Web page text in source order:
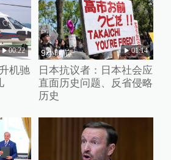
00:22
机驰
9小时前 01:14
日本抗议者：日本社会应
直面历史问题、反省侵略
历史